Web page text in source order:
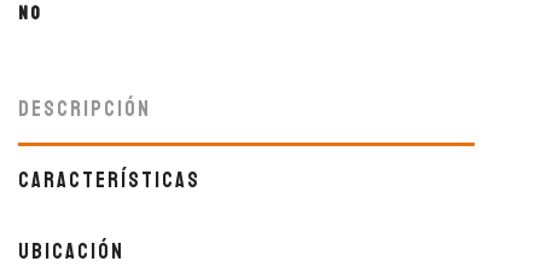
No
Descripción
Características
Ubicación